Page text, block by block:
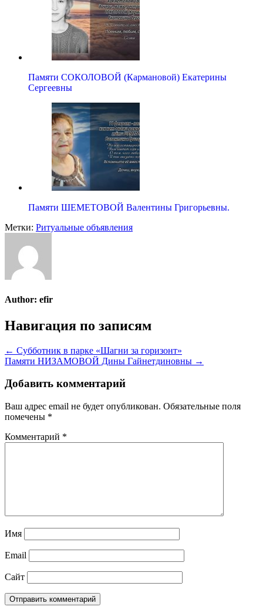
Памяти СОКОЛОВОЙ (Кармановой) Екатерины
Сергеевны
Памяти ШЕМЕТОВОЙ Валентины Григорьевны.
Метки: Ритуальные объявления
Author: efir
Навигация по записям
← Субботник в парке «Шагни за горизонт»
Памяти НИЗАМОВОЙ Дины Гайнетдиновны →
Добавить комментарий
Ваш адрес email не будет опубликован. Обязательные поля
помечены *
Комментарий *
Имя
Email
Сайт